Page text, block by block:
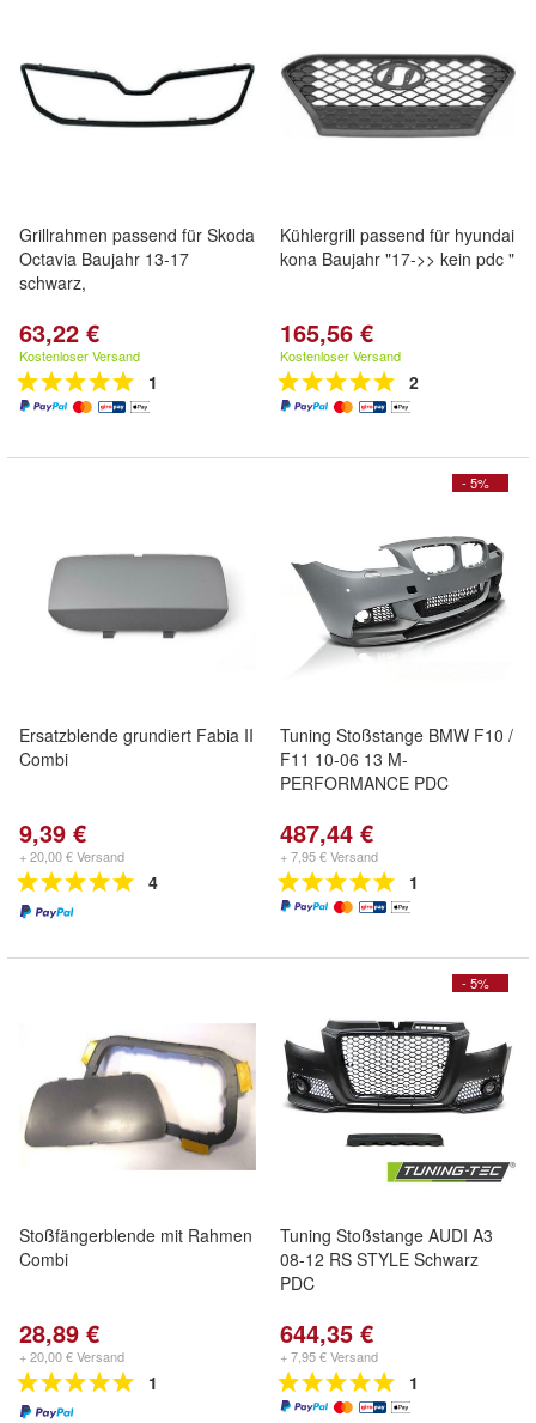
Grillrahmen passend für Skoda
Octavia Baujahr 13-17
schwarz,
63,22 €
Kostenloser Versand
1
Kühlergrill passend für hyundai
kona Baujahr "17->> kein pdc "
165,56 €
Kostenloser Versand
2
Ersatzblende grundiert Fabia II
Combi
9,39 €
+ 20,00 € Versand
4
- 5%
Tuning Stoßstange BMW F10 /
F11 10-06 13 M-
PERFORMANCE PDC
487,44 €
+ 7,95 € Versand
1
Stoßfängerblende mit Rahmen
Combi
28,89 €
+ 20,00 € Versand
1
- 5%
Tuning Stoßstange AUDI A3
08-12 RS STYLE Schwarz
PDC
644,35 €
+ 7,95 € Versand
1